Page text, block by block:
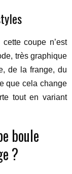
coupe n’est
très graphique
de la frange, du
que cela change
tout en variant
boule
?